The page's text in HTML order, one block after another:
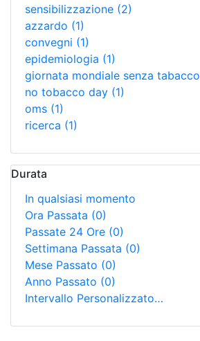
sensibilizzazione (2)
azzardo (1)
convegni (1)
epidemiologia (1)
giornata mondiale senza tabacco
no tobacco day (1)
oms (1)
ricerca (1)
Durata
In qualsiasi momento
Ora Passata (0)
Passate 24 Ore (0)
Settimana Passata (0)
Mese Passato (0)
Anno Passato (0)
Intervallo Personalizzato…